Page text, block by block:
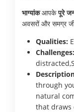
भाग्यांकआपकेपूरे
अवसरों और समग्र
Qualities:
Challenges:
through
natural
that draws